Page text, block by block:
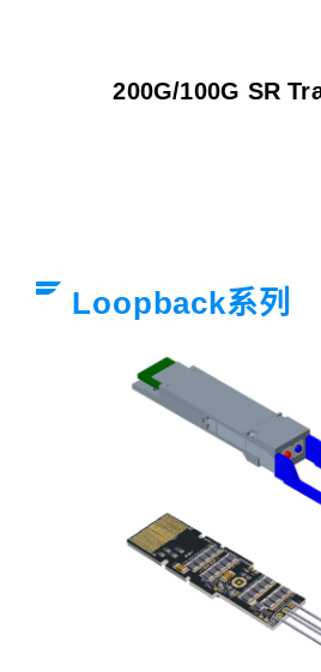
200G/100G SR
Loopback系列